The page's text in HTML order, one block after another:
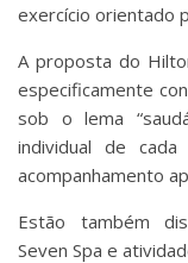
exercício orientado
A proposta do
especificamente
sob o lema
individual de
acompanhamento
Estão também
Seven Spa e